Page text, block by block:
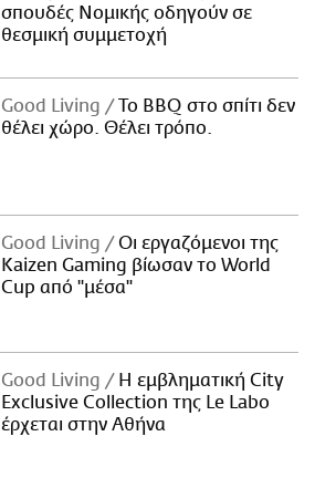
σπουδές Νομικής οδηγούν σε
θεσμική συμμετοχή
Good Living
Το BBQ στο σπίτι δεν
θέλει χώρο. Θέλει τρόπο.
Good Living
Οι εργαζόμενοι της
Kaizen Gaming βίωσαν το World
Cup από "μέσα"
Good Living
Η εμβληματική City
Exclusive Collection της Le Labo
έρχεται στην Αθήνα